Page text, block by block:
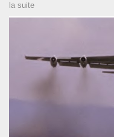
la suite